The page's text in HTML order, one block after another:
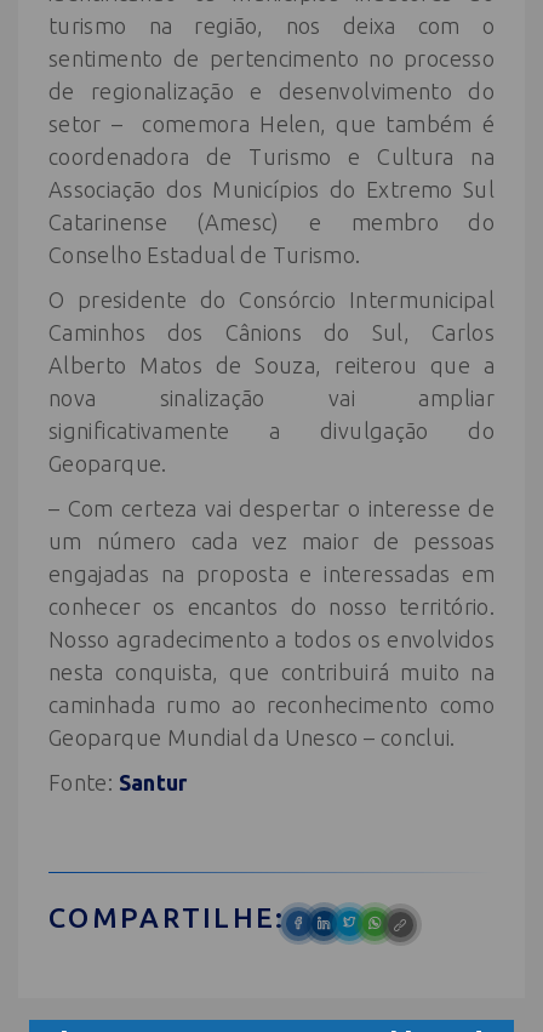
turismo na região, nos deixa com o
sentimento de pertencimento no processo
de regionalização e desenvolvimento do
setor – comemora Helen, que também é
coordenadora de Turismo e Cultura na
Associação dos Municípios do Extremo Sul
Catarinense (Amesc) e membro do
Conselho Estadual de Turismo.
O presidente do Consórcio Intermunicipal
Caminhos dos Cânions do Sul, Carlos
Alberto Matos de Souza, reiterou que a
nova sinalização vai ampliar
significativamente a divulgação do
Geoparque.
– Com certeza vai despertar o interesse de
um número cada vez maior de pessoas
engajadas na proposta e interessadas em
conhecer os encantos do nosso território.
Nosso agradecimento a todos os envolvidos
nesta conquista, que contribuirá muito na
caminhada rumo ao reconhecimento como
Geoparque Mundial da Unesco – conclui.
Fonte: Santur
COMPARTILHE: